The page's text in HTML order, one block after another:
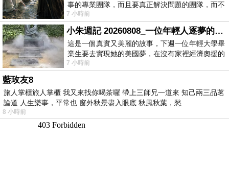
事的專業團隊，而且要真正解決問題的團隊，而不
是只會到處甩鍋的雙標團隊，最近民進黨
7 小時前
小朱週記 20260808_一位年輕人逐夢的真實故事
這是一個真實又美麗的故事，下週一位年輕大學畢
業生要去實現她的美國夢，在沒有家裡經濟奧援的
情況下，靠著自我努力工作累積出國基
7 小時前
藍玫友8
旅人掌櫃旅人掌櫃 我又來找你喝茶囉 帶上三師兄一道來 知己兩三品茗
論道 人生樂事，平常也 窗外秋景盡入眼底 秋風秋葉，愁
8 小時前